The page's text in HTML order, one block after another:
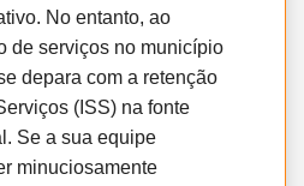
No entanto, ao
de serviços no município
depara com a retenção
(ISS) na fonte
Se a sua equipe
minuciosamente